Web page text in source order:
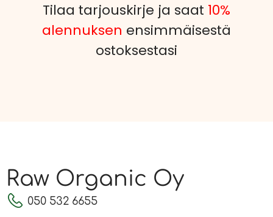
Tilaa tarjouskirje ja saat 10%
alennuksen ensimmäisestä
ostoksestasi
Raw Organic Oy
050 532 6655